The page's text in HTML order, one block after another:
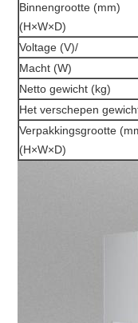
Binnengrootte (mm)
(H×W×D)
Voltage (V)/
Macht (W)
Netto gewicht (kg)
Het verschepen
Verpakkingsgrootte
(H×W×D)